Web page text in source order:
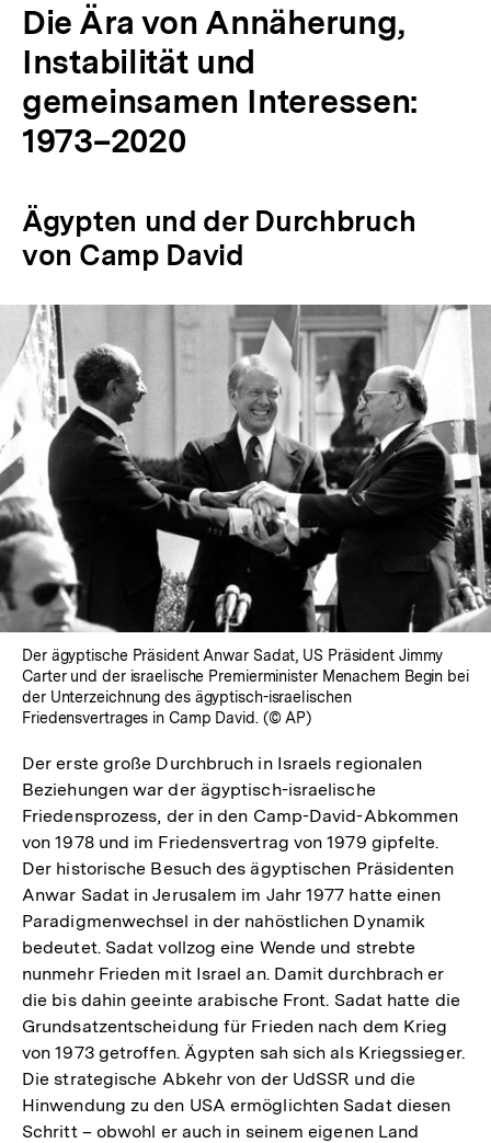
Die Ära von Annäherung,
Instabilität und
gemeinsamen Interessen:
1973–2020
Ägypten und der Durchbruch
von Camp David
In
Lightbox
öffnen
Der ägyptische Präsident Anwar Sadat, US Präsident Jimmy
Carter und der israelische Premierminister Menachem Begin bei
der Unterzeichnung des ägyptisch-israelischen
Friedensvertrages in Camp David. (© AP)
Der erste große Durchbruch in Israels regionalen
Beziehungen war der ägyptisch-israelische
Friedensprozess, der in den Camp-David-Abkommen
von 1978 und im Friedensvertrag von 1979 gipfelte.
Der historische Besuch des ägyptischen Präsidenten
Anwar Sadat in Jerusalem im Jahr 1977 hatte einen
Paradigmenwechsel in der nahöstlichen Dynamik
bedeutet. Sadat vollzog eine Wende und strebte
nunmehr Frieden mit Israel an. Damit durchbrach er
die bis dahin geeinte arabische Front. Sadat hatte die
Grundsatzentscheidung für Frieden nach dem Krieg
von 1973 getroffen. Ägypten sah sich als Kriegssieger.
Die strategische Abkehr von der UdSSR und die
Hinwendung zu den USA ermöglichten Sadat diesen
Schritt – obwohl er auch in seinem eigenen Land